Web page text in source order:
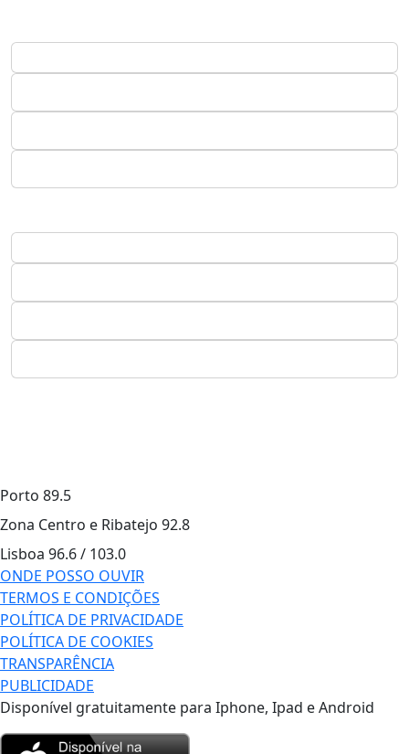
Porto 89.5
Zona Centro e Ribatejo 92.8
Lisboa 96.6 / 103.0
ONDE POSSO OUVIR
TERMOS E CONDIÇÕES
POLÍTICA DE PRIVACIDADE
POLÍTICA DE COOKIES
TRANSPARÊNCIA
PUBLICIDADE
Disponível gratuitamente para Iphone, Ipad e Android